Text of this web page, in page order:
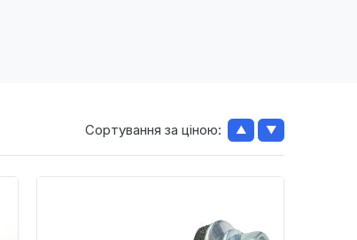
Сортування за ціною: ▲ ▼